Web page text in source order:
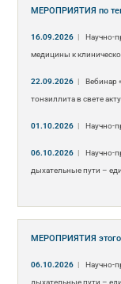
МЕРОПРИЯТИЯпо
16.09.2026 |
Научно-
медицины к
22.09.2026 |
Вебинар
тонзиллита в свете
01.10.2026 | Научно-
06.10.2026 |
Научно-
дыхательные пути –
МЕРОПРИЯТИЯ
06.10.2026 |
Научно-
дыхательные пути –